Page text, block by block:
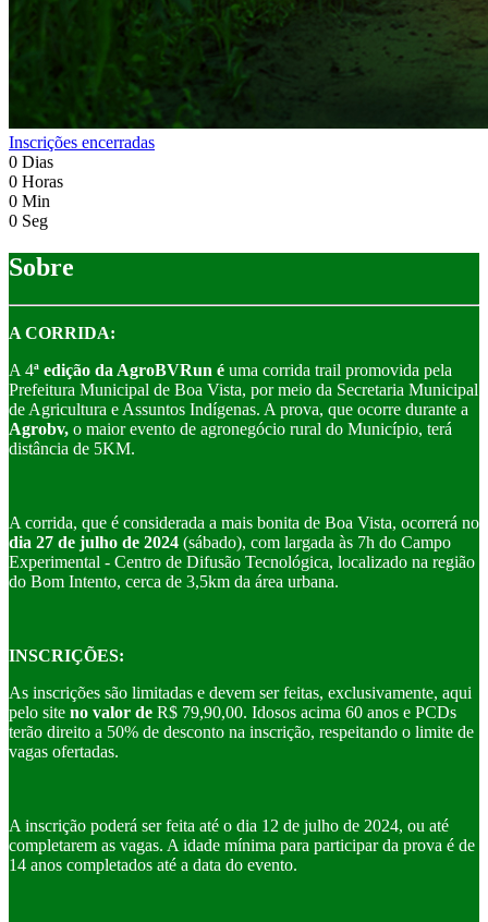
Inscrições encerradas
0 Dias
0 Horas
0 Min
0 Seg
Sobre
A CORRIDA:
A 4ª edição da AgroBVRun é uma corrida trail promovida pela
Prefeitura Municipal de Boa Vista, por meio da Secretaria Municipal
de Agricultura e Assuntos Indígenas. A prova, que ocorre durante a
Agrobv, o maior evento de agronegócio rural do Município, terá
distância de 5KM.
A corrida, que é considerada a mais bonita de Boa Vista, ocorrerá no
dia 27 de julho de 2024 (sábado), com largada às 7h do Campo
Experimental - Centro de Difusão Tecnológica, localizado na região
do Bom Intento, cerca de 3,5km da área urbana.
INSCRIÇÕES:
As inscrições são limitadas e devem ser feitas, exclusivamente, aqui
pelo site no valor de R$ 79,90,00. Idosos acima 60 anos e PCDs
terão direito a 50% de desconto na inscrição, respeitando o limite de
vagas ofertadas.
A inscrição poderá ser feita até o dia 12 de julho de 2024, ou até
completarem as vagas. A idade mínima para participar da prova é de
14 anos completados até a data do evento.